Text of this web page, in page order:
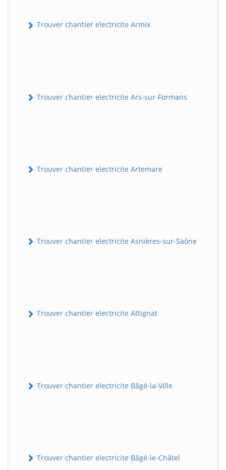
Trouver chantier electricite Armix
Trouver chantier electricite Ars-sur-Formans
Trouver chantier electricite Artemare
Trouver chantier electricite Asnières-sur-Saône
Trouver chantier electricite Attignat
Trouver chantier electricite Bâgé-la-Ville
Trouver chantier electricite Bâgé-le-Châtel